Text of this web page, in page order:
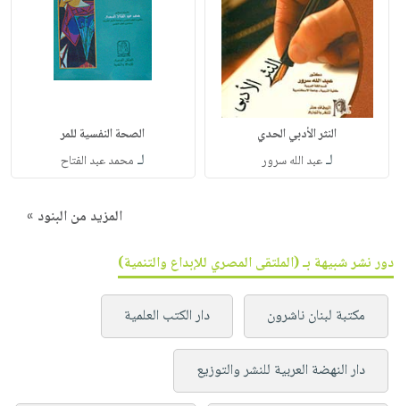
النثر الأدبي الحدي
لـعبد الله سرور
الصحة النفسية للمر
لـ محمد عبد الفتاح
المزيد من البنود »
دور نشر شبيهة بـ (الملتقى المصري للإبداع والتنمية)
مكتبة لبنان ناشرون دار الكتب العلمية
دار النهضة العربية للنشر والتوزيع